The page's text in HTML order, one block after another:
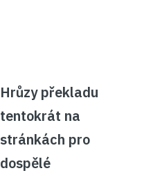
Hrůzy překladu
tentokrát na
stránkách pro
dospělé